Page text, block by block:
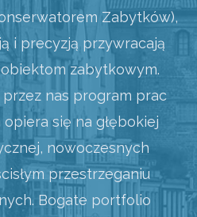
Zabytków),
i precyzją przywracają
zabytkowym.
nas program prac
się na głębokiej
nowoczesnych
przestrzeganiu
Bogate portfolio